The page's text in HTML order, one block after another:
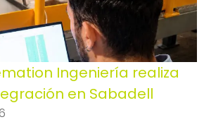
Ingeniería realiza
en Sabadell